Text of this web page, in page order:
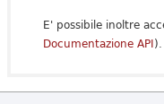
E' possibile inoltre
Documentazione API).